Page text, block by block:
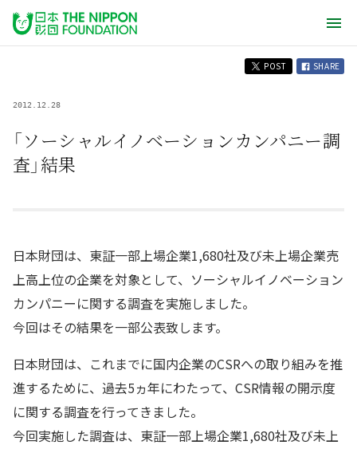
POST SHARE
2012.12.28
「ソーシャルイノベーションカンパニー調
査」結果
日本財団は、東証一部上場企業1,680社及び未上場企業売
上高上位の企業を対象として、ソーシャルイノベーション
カンパニーに関する調査を実施しました。
今回はその結果を一部公表致します。
日本財団は、これまでに国内企業のCSRへの取り組みを推
進するために、過去5ヵ年にわたって、CSR情報の開示度
に関する調査を行ってきました。
今回実施した調査は、東証一部上場企業1,680社及び未上